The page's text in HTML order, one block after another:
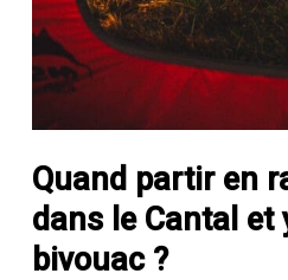
Quand partir en
dans le Cantal et
bivouac ?